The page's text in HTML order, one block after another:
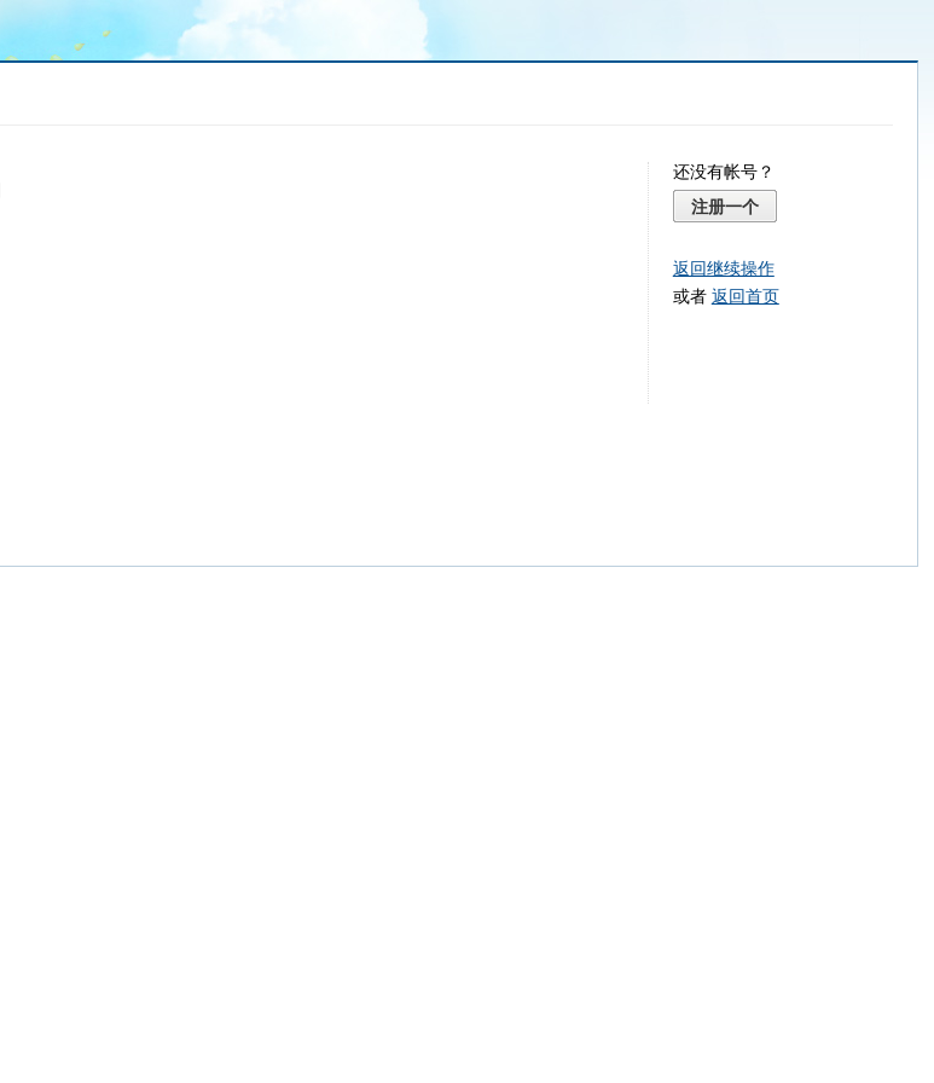
还没有帐号？
注册一个
返回继续操作
或者 返回首页